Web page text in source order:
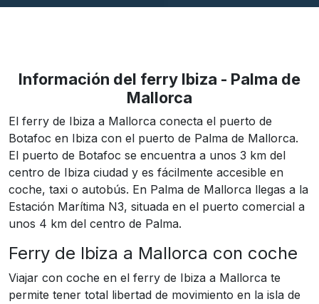
Información del ferry Ibiza - Palma de
Mallorca
El ferry de Ibiza a Mallorca conecta el puerto de
Botafoc en Ibiza con el puerto de Palma de Mallorca.
El puerto de Botafoc se encuentra a unos 3 km del
centro de Ibiza ciudad y es fácilmente accesible en
coche, taxi o autobús. En Palma de Mallorca llegas a la
Estación Marítima N3, situada en el puerto comercial a
unos 4 km del centro de Palma.
Ferry de Ibiza a Mallorca con coche
Viajar con coche en el ferry de Ibiza a Mallorca te
permite tener total libertad de movimiento en la isla de